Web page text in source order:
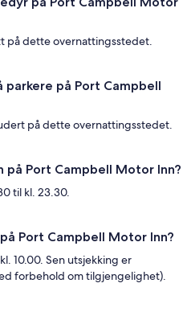
på dette overnattingsstedet.
parkere på Port Campbell
på dette overnattingsstedet.
på Port Campbell Motor Inn?
til kl. 23.30.
Port Campbell Motor Inn?
10.00. Sen utsjekking er
forbehold om tilgjengelighet).